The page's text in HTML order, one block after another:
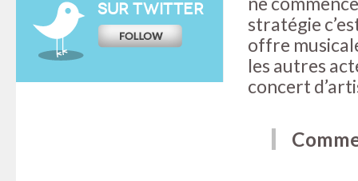
stratégie
offre
les autres
concert
SUR TWITTER